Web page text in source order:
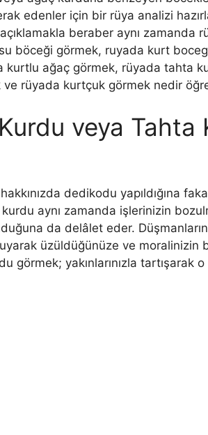
edenler için bir rüya analizi
beraber aynı zamanda
böceği görmek, ruyada kurt
kurtlu ağaç görmek, rüyada tahta
rüyada kurtçuk görmek nedir
veya Tahta
dedikodu yapıldığına
aynı zamanda işlerinizin
da delâlet eder.
üzüldüğünüze ve moralinizin
görmek; yakınlarınızla tartışarak